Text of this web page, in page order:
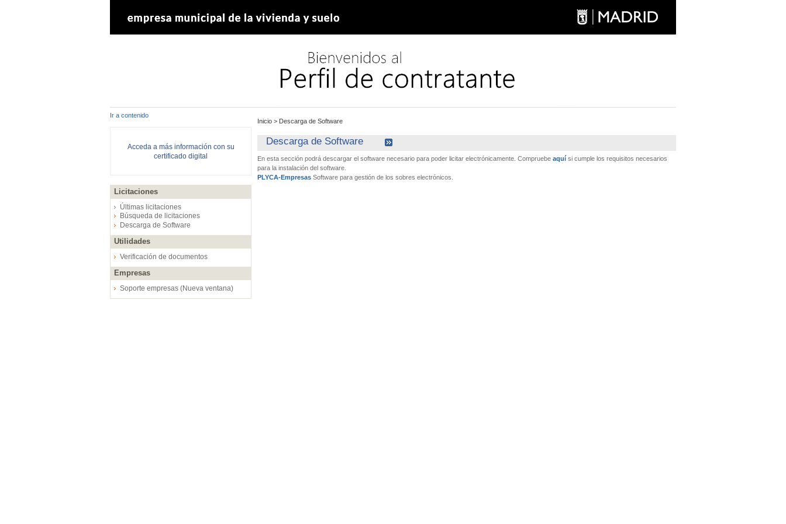
Ir a contenido
Acceda a más información con su
certificado digital
Licitaciones
Últimas licitaciones
Búsqueda de licitaciones
Descarga de Software
Utilidades
Verificación de documentos
Empresas
Soporte empresas (Nueva ventana)
Inicio > Descarga de Software
Descarga de Software
En esta sección podrá descargar el software necesario para poder licitar electrónicamente. Compruebe aquí si cumple los requisitos necesarios
para la instalación del software.
PLYCA-Empresas Software para gestión de los sobres electrónicos.